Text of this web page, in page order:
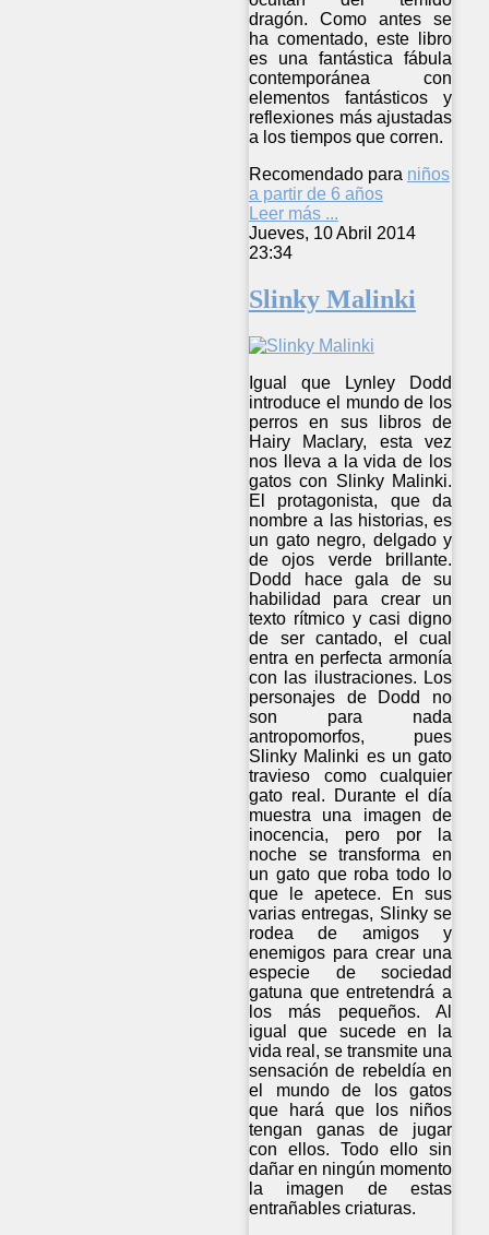
dragón. Como antes se
ha comentado, este libro
es una fantástica fábula
contemporánea con
elementos fantásticos y
reflexiones más ajustadas
a los tiempos que corren.
Recomendado para niños
a partir de 6 años
Leer más ...
Jueves, 10 Abril 2014
23:34
Slinky Malinki
Igual que Lynley Dodd
introduce el mundo de los
perros en sus libros de
Hairy Maclary, esta vez
nos lleva a la vida de los
gatos con Slinky Malinki.
El protagonista, que da
nombre a las historias, es
un gato negro, delgado y
de ojos verde brillante.
Dodd hace gala de su
habilidad para crear un
texto rítmico y casi digno
de ser cantado, el cual
entra en perfecta armonía
con las ilustraciones. Los
personajes de Dodd no
son para nada
antropomorfos, pues
Slinky Malinki es un gato
travieso como cualquier
gato real. Durante el día
muestra una imagen de
inocencia, pero por la
noche se transforma en
un gato que roba todo lo
que le apetece. En sus
varias entregas, Slinky se
rodea de amigos y
enemigos para crear una
especie de sociedad
gatuna que entretendrá a
los más pequeños. Al
igual que sucede en la
vida real, se transmite una
sensación de rebeldía en
el mundo de los gatos
que hará que los niños
tengan ganas de jugar
con ellos. Todo ello sin
dañar en ningún momento
la imagen de estas
entrañables criaturas.